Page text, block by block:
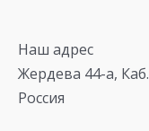
Наш адрес
Жердева 44-а,
Россия